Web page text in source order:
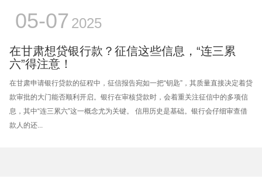
05-07 2025
在甘肃想贷银行款？征信这些信息，“连三累
六”得注意！
在甘肃申请银行贷款的征程中，征信报告宛如一把“钥匙”，其质量直接决定着贷
款审批的大门能否顺利开启。银行在审核贷款时，会着重关注征信中的多项信
息，其中“连三累六”这一概念尤为关键。 信用历史是基础。银行会仔细审查借
款人的还...